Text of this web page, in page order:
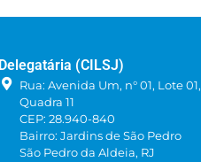
Delegatária (CILSJ)
Rua: Avenida Um, n° 01, Lote 01,
Quadra 11
CEP: 28.940-840
Bairro: Jardins de São Pedro
São Pedro da Aldeia, RJ